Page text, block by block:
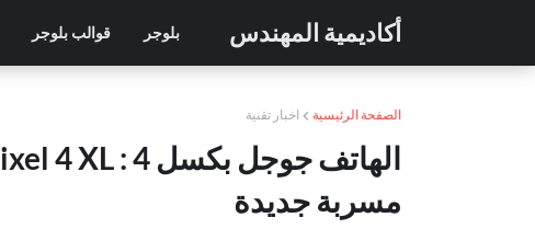
أكاديمية المهندس بلوجر قوالب بلوجر
الصفحة الرئيسية اخبار تقنية
مسربة جديدة